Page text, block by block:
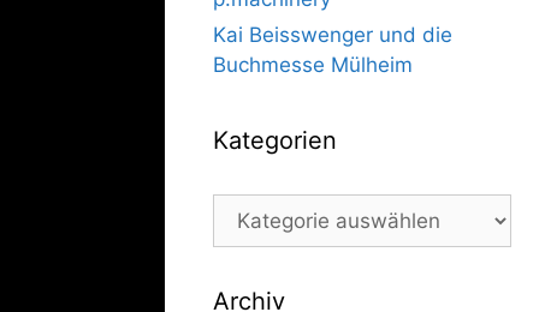
Kai Beisswenger und die
Buchmesse Mülheim
Kategorien
Kategorien
Archiv